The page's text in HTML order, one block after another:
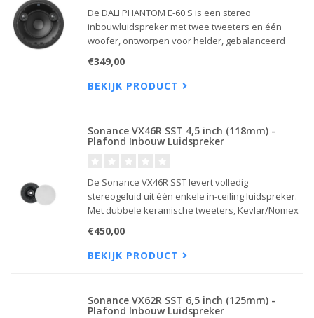
De DALI PHANTOM E-60 S is een stereo
inbouwluidspreker met twee tweeters en één
woofer, ontworpen voor helder, gebalanceerd
ideaal voor kleinere ruimtes of hoogtespeakers.
€349,00
BEKIJK PRODUCT
Sonance VX46R SST 4,5 inch (118mm) -
Plafond Inbouw Luidspreker
De Sonance VX46R SST levert volledig
stereogeluid uit één enkele in-ceiling luidspreker.
Met dubbele keramische tweeters, Kevlar/Nomex
ruimtelijk geluid in compact formaat.
€450,00
BEKIJK PRODUCT
Sonance VX62R SST 6,5 inch (125mm) -
Plafond Inbouw Luidspreker